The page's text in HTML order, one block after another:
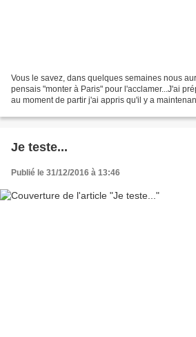
Vous le savez, dans quelques semaines nous
pensais "monter à Paris" pour l'acclamer...J'ai
au moment de partir j'ai appris qu'il y a
Je teste...
Publié le 31/12/2016 à 13:46